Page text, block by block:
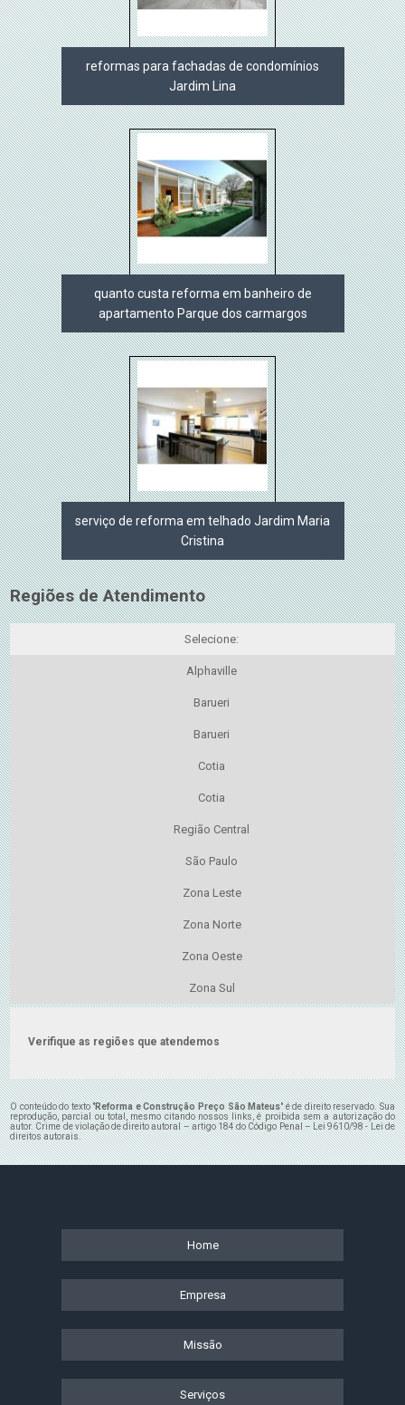
reformas para fachadas de condomínios
Jardim Lina
quanto custa reforma em banheiro de
apartamento Parque dos carmargos
serviço de reforma em telhado Jardim Maria
Cristina
Regiões de Atendimento
Selecione:
Alphaville
Barueri
Barueri
Cotia
Cotia
Região Central
São Paulo
Zona Leste
Zona Norte
Zona Oeste
Zona Sul
Verifique as regiões que atendemos
O conteúdo do texto "Reforma e Construção Preço São Mateus" é de direito reservado. Sua
reprodução, parcial ou total, mesmo citando nossos links, é proibida sem a autorização do
autor. Crime de violação de direito autoral – artigo 184 do Código Penal –Lei 9610/98 - Lei de
direitos autorais.
Home
Empresa
Missão
Serviços